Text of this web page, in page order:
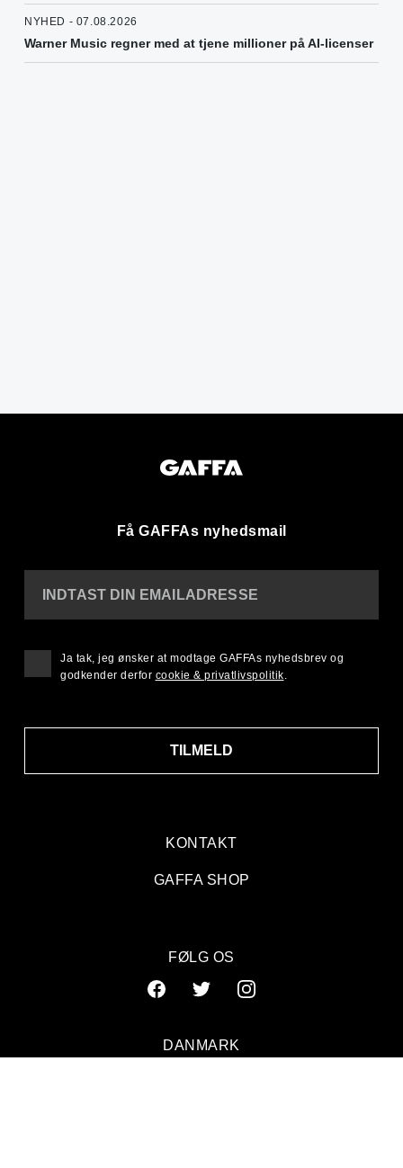
NYHED - 07.08.2026
Warner Music regner med at tjene millioner på AI-licenser
Få GAFFAs nyhedsmail
KONTAKT
GAFFA SHOP
INDTAST DIN EMAILADRESSE
TILMELD
Ja tak, jeg ønsker at modtage GAFFAs nyhedsbrev og
godkender derfor cookie & privatlivspolitik.
FØLG OS
DANMARK